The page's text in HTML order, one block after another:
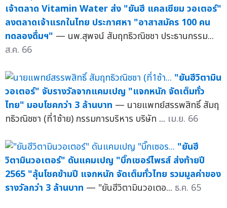
เจ้าตลาด Vitamin Water ส่ง "ยันฮี แคลเซียม วอเตอร์"
ลงตลาดเจ้าแรกในไทย ประกาศหา "อาสาสมัคร 100 คน
ทดลองดื่มฯ" — นพ.สุพจน์ สัมฤทธิวณิชชา ประธานกรรม...
ส.ค. 66
"ยันฮีวิตามิน
วอเตอร์" จับรางวัลจากแคมเปญ "แจกหนัก จัดเต็มทั่ว
ไทย" มอบโชคกว่า 3 ล้านบาท — นายแพทย์สรรพสิทธิ์ สัมฤ
ทธิวณิชซา (ที่1ซ้าย) กรรมการบริหาร บริษัท ... เม.ย. 66
"ยันฮี
วิตามินวอเตอร์" ดันแคมเปญ "บิ๊กเซอร์ไพรส์ ส่งท้ายปี
2565 "ลุ้นโชคข้ามปี แจกหนัก จัดเต็มทั่วไทย รวมมูลค่าของ
รางวัลกว่า 3 ล้านบาท — "ยันฮีวิตามินวอเตอ... ธ.ค. 65